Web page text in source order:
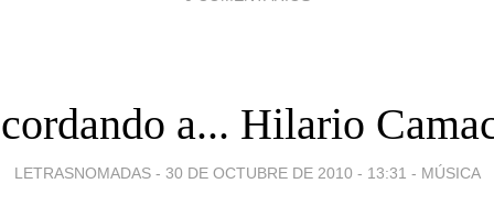
a... Hilario
LETRASNOMADAS - 30 DE OCTUBRE DE 2010 - 13:31 - MÚSICA